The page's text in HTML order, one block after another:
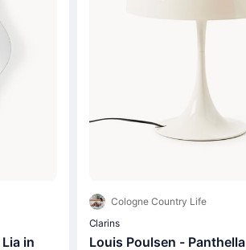
in
Cologne Country Life
Clarins
Louis Poulsen - Panthella